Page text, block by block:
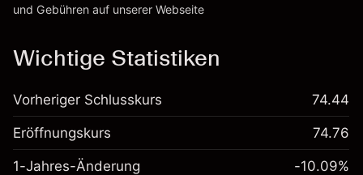
Zur Plattform
und Gebühren auf unserer Webseite
Wichtige Statistiken
Vorheriger Schlusskurs 74.44
Eröffnungskurs 74.76
1-Jahres-Änderung -10.09%